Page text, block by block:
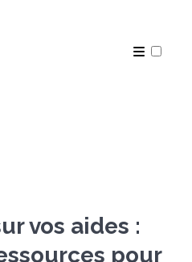
vos aides :
pour